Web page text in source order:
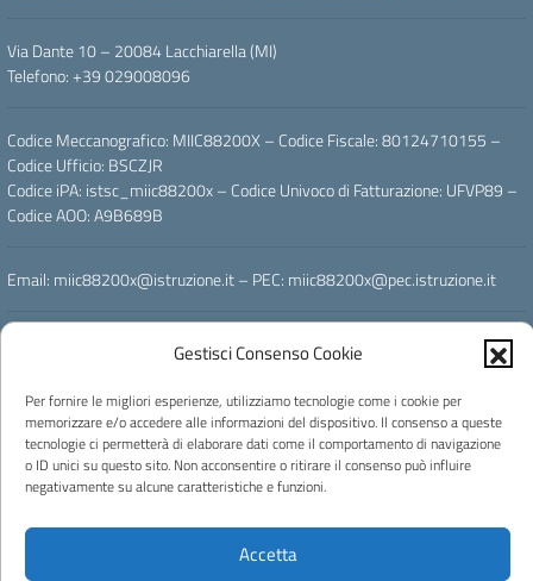
Gestisci Consenso Cookie
Per fornire le migliori esperienze, utilizziamo tecnologie come i cookie per
memorizzare e/o accedere alle informazioni del dispositivo. Il consenso a queste
tecnologie ci permetterà di elaborare dati come il comportamento di navigazione
o ID unici su questo sito. Non acconsentire o ritirare il consenso può influire
negativamente su alcune caratteristiche e funzioni.
Accetta
Via Dante 10 – 20084 Lacchiarella (MI)
Telefono: +39 029008096
Codice Meccanografico: MIIC88200X – Codice Fiscale: 80124710155 –
Codice Ufficio: BSCZJR
Codice iPA: istsc_miic88200x – Codice Univoco di Fatturazione: UFVP89 –
Codice AOO: A9B689B
Email: miic88200x@istruzione.it – PEC: miic88200x@pec.istruzione.it
Licenza e riuso
Concept & Design by Designers Italia
Progettato e sviluppato da Easyteam.org SRL